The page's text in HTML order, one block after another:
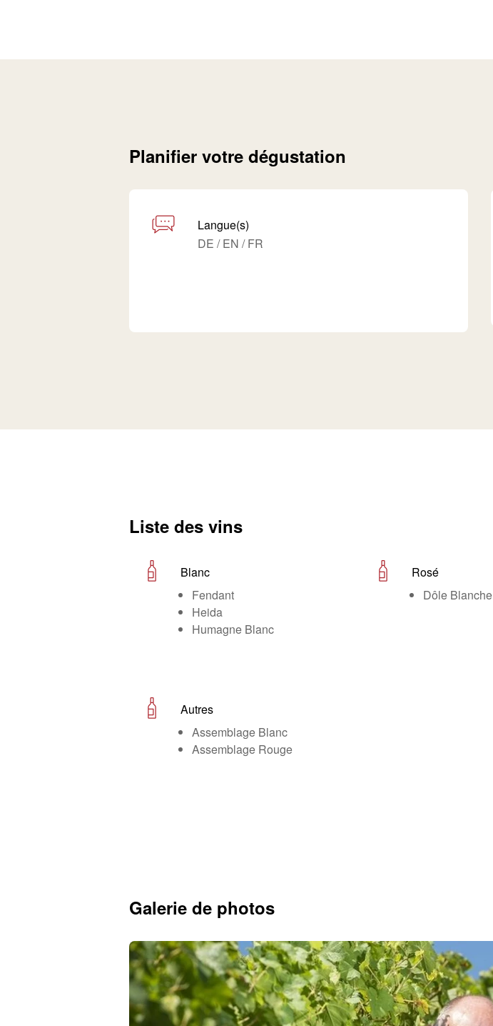
Planifier votre dégustation
Langue(s)
DE / EN / FR
Liste des vins
Blanc
Fendant
Heida
Humagne Blanc
Rosé
Dôle Blanche
Autres
Assemblage Blanc
Assemblage Rouge
Galerie de photos